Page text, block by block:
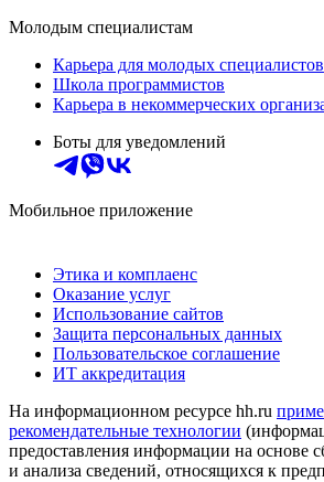
Молодым специалистам
Карьера для молодых специалистов
Школа программистов
Карьера в некоммерческих
Боты для уведомлений
Мобильное приложение
Этика и комплаенс
Оказание услуг
Использование сайтов
Защита персональных данных
Пользовательское соглашение
ИТ аккредитация
На информационном ресурсе hh.ru
рекомендательные технологии
предоставления информации на основе
и анализа сведений, относящихся к